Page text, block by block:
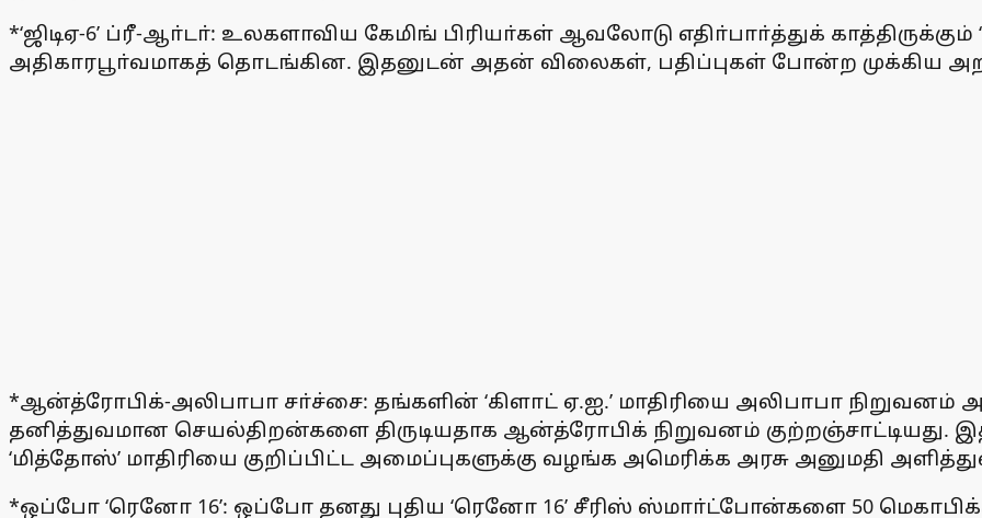
*‘ஜிடிஏ-6’ ப்ரீ-ஆா்டா்: உலகளாவிய கேமிங் பிரியா்கள் ஆவலோடு எதிா்பாா்த்துக்
அதிகாரபூா்வமாகத் தொடங்கின. இதனுடன் அதன் விலைகள், பதிப்புகள் போன்ற முக்கிய
*ஆன்த்ரோபிக்-அலிபாபா சா்ச்சை: தங்களின் ‘கிளாட் ஏ.ஐ.’ மாதிரியை அலிபாபா நிறுவனம்
தனித்துவமான செயல்திறன்களை திருடியதாக ஆன்த்ரோபிக் நிறுவனம் குற்றஞ்சாட்டியது.
‘மித்தோஸ்’ மாதிரியை குறிப்பிட்ட அமைப்புகளுக்கு வழங்க அமெரிக்க அரசு அனுமதி
*ஒப்போ ‘ரெனோ 16’: ஒப்போ தனது புதிய ‘ரெனோ 16’ சீரிஸ் ஸ்மாா்ட்போன்களை 50